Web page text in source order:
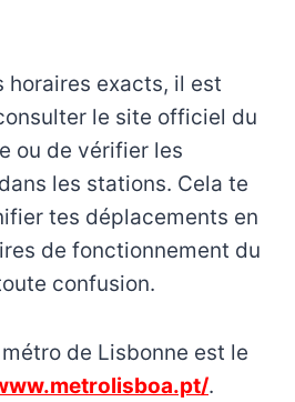
horaires exacts, il est
le site officiel du
ou de vérifier les
les stations. Cela te
tes déplacements en
de fonctionnement du
confusion.
de Lisbonne est le
.